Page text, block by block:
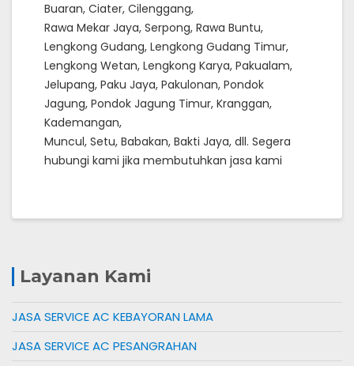
Buaran, Ciater, Cilenggang,
Rawa Mekar Jaya, Serpong, Rawa Buntu,
Lengkong Gudang, Lengkong Gudang Timur,
Lengkong Wetan, Lengkong Karya, Pakualam,
Jelupang, Paku Jaya, Pakulonan, Pondok
Jagung, Pondok Jagung Timur, Kranggan,
Kademangan,
Muncul, Setu, Babakan, Bakti Jaya, dll. Segera
hubungi kami jika membutuhkan jasa kami
Layanan Kami
JASA SERVICE AC KEBAYORAN LAMA
JASA SERVICE AC PESANGRAHAN